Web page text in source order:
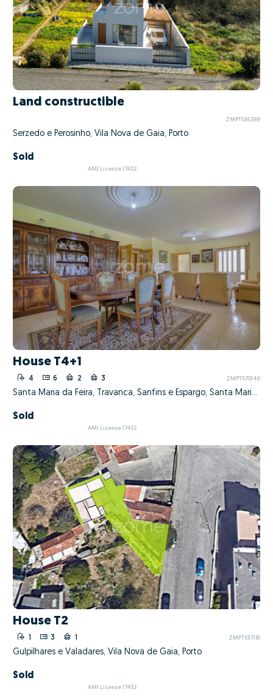
Land constructible
ZMPT585389
Serzedo e Perosinho, Vila Nova de Gaia, Porto
Sold
AMI License 17432
House T4+1
4 6 2 3 ZMPT575149
Santa Maria da Feira, Travanca, Sanfins e Espargo, Santa Maria da Feira, Aveiro
Sold
AMI License 17432
House T2
1 3 1 ZMPT557181
Gulpilhares e Valadares, Vila Nova de Gaia, Porto
Sold
AMI License 17432